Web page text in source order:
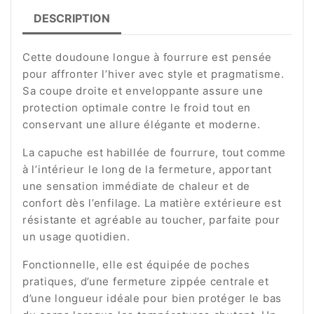
DESCRIPTION
Cette doudoune longue à fourrure est pensée
pour affronter l’hiver avec style et pragmatisme.
Sa coupe droite et enveloppante assure une
protection optimale contre le froid tout en
conservant une allure élégante et moderne.
La capuche est habillée de fourrure, tout comme
à l’intérieur le long de la fermeture, apportant
une sensation immédiate de chaleur et de
confort dès l’enfilage. La matière extérieure est
résistante et agréable au toucher, parfaite pour
un usage quotidien.
Fonctionnelle, elle est équipée de poches
pratiques, d’une fermeture zippée centrale et
d’une longueur idéale pour bien protéger le bas